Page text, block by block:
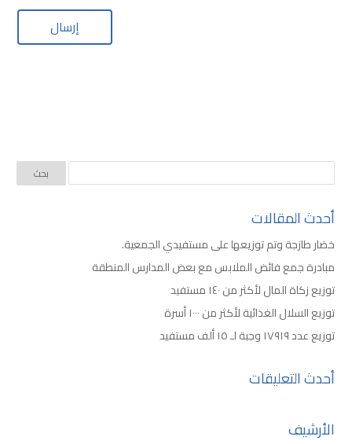
أحدث المقالات
خضار طازجة وتم توزيعها على مستفيدي الجمعية.
مبادرة جمع فائض الملابس مع بعض المدارس المنطقة
توزيع زكاة المال لأكثر من ١٤٠ مستفيد
توزيع السلال الغذائية لأكثر من ١٠٠٠ أسرة
توزيع عدد ١٧٩١٩ وجبة لـ ١٥ ألف مستفيد
أحدث التعليقات
الأرشيف